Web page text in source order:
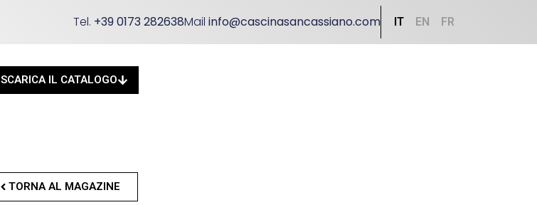
Tel. +39 0173 282638Mailinfo@cascinasancassiano.com IT EN FR
SCARICA IL CATALOGO
TORNA AL MAGAZINE